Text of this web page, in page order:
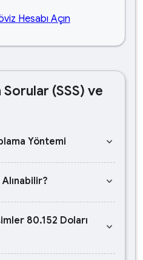
Sorular (SSS) ve
Yöntemi keyboard_arrow_down
keyboard_arrow_down
80.152 Doları
keyboard_arrow_down